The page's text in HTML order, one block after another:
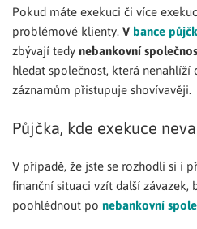
Pokud máte exekuci či více
problémové klienty. V bance
zbývají tedy nebankovní
hledat společnost, která nenahlíží
záznamům přistupuje shovívavěji.
Půjčka, kde exekuce
V případě, že jste se rozhodli si i
finanční situaci vzít další závazek,
poohlédnout po nebankovní